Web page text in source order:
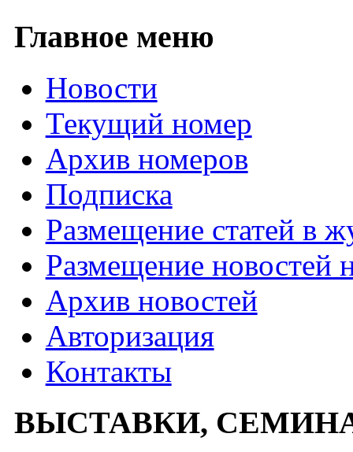
Главное меню
Новости
Текущий номер
Архив номеров
Подписка
Размещение статей в
Размещение новостей
Архив новостей
Авторизация
Контакты
ВЫСТАВКИ,